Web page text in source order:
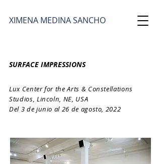
​XIMENA MEDINA SANCHO
SURFACE IMPRESSIONS
Lux Center for the Arts & Constellations
Studios, Lincoln, NE, USA
Del 3 de junio al 26 de agosto, 2022